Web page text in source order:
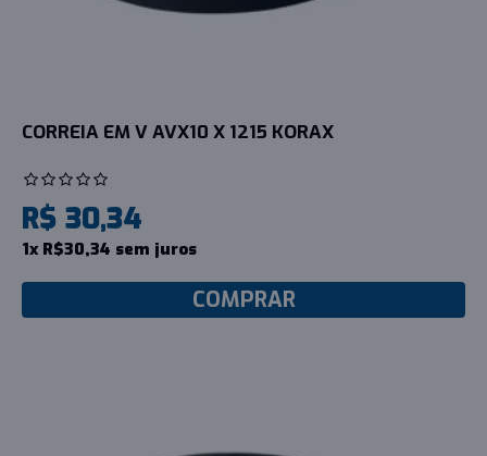
CORREIA EM V AVX10 X 1215 KORAX
R$ 30,34
1x R$30,34 sem juros
COMPRAR